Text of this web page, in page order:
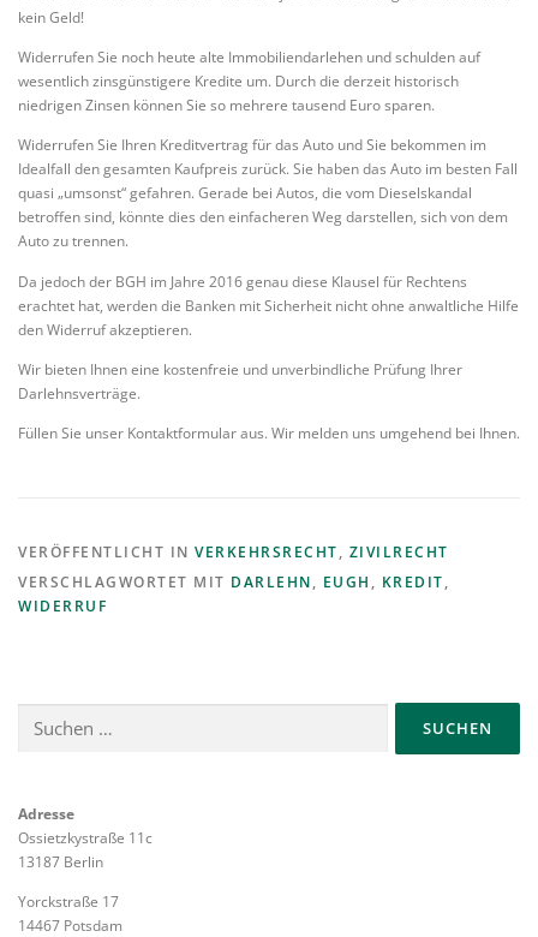
kein Geld!
Widerrufen Sie noch heute alte Immobiliendarlehen und schulden auf
wesentlich zinsgünstigere Kredite um. Durch die derzeit historisch
niedrigen Zinsen können Sie so mehrere tausend Euro sparen.
Widerrufen Sie Ihren Kreditvertrag für das Auto und Sie bekommen im
Idealfall den gesamten Kaufpreis zurück. Sie haben das Auto im besten Fall
quasi „umsonst“ gefahren. Gerade bei Autos, die vom Dieselskandal
betroffen sind, könnte dies den einfacheren Weg darstellen, sich von dem
Auto zu trennen.
Da jedoch der BGH im Jahre 2016 genau diese Klausel für Rechtens
erachtet hat, werden die Banken mit Sicherheit nicht ohne anwaltliche Hilfe
den Widerruf akzeptieren.
Wir bieten Ihnen eine kostenfreie und unverbindliche Prüfung Ihrer
Darlehnsverträge.
Füllen Sie unser Kontaktformular aus. Wir melden uns umgehend bei Ihnen.
VERÖFFENTLICHT IN VERKEHRSRECHT, ZIVILRECHT
VERSCHLAGWORTET MIT DARLEHN, EUGH , KREDIT,
WIDERRUF
nach:
Adresse
Ossietzkystraße 11c
13187 Berlin
Yorckstraße 17
14467 Potsdam